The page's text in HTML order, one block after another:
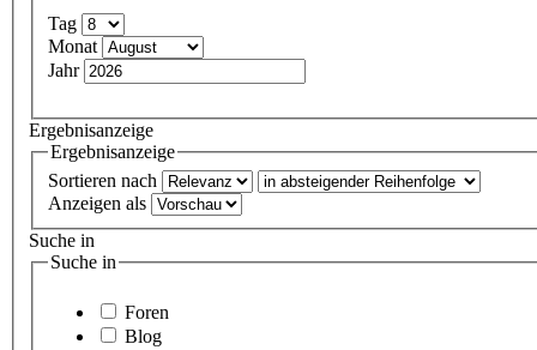
Tag
Monat
Jahr
Ergebnisanzeige
Ergebnisanzeige
Sortieren nach
Anzeigen als
Suche in
Suche in
Foren
Blog